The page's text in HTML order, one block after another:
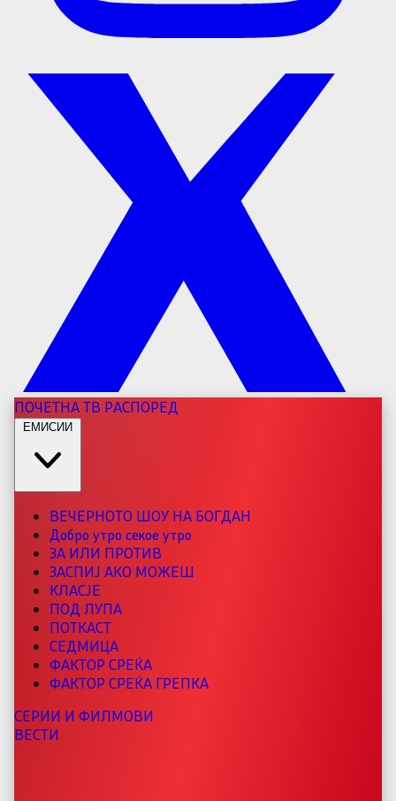
ПОЧЕТНАТВ РАСПОРЕД
ЕМИСИИ
ВЕЧЕРНОТО ШОУ НА БОГДАН
Добро утро секое утро
ЗА ИЛИ ПРОТИВ
ЗАСПИЈ АКО МОЖЕШ
КЛАСЈЕ
ПОД ЛУПА
ПОТКАСТ
СЕДМИЦА
ФАКТОР СРЕЌА
ФАКТОР СРЕЌА ГРЕПКА
СЕРИИ И ФИЛМОВИ
ВЕСТИ